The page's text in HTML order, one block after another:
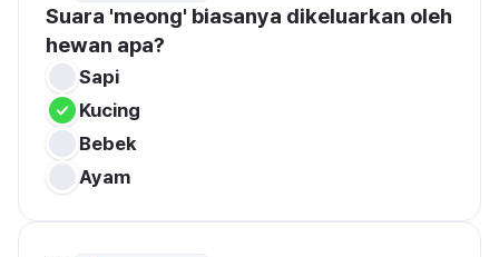
Suara 'meong' biasanya dikeluarkan oleh
hewan apa?
Sapi
Kucing
Bebek
Ayam